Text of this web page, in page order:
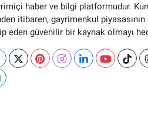
haber ve bilgi platformudur.
itibaren, gayrimenkul
eden güvenilir bir kaynak olmayı